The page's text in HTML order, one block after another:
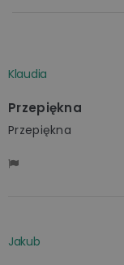
Klaudia
Przepiękna
Przepiękna
Jakub